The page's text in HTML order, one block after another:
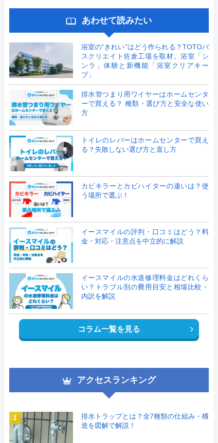
あわせて読みたい
浴室の”きれい”はどう作られる？TOTOバ
スクリエイト佐倉工場を取材。浴室「シ
ンラ」体験と新機能「浴室クリアキー
プ」
排水管つまり用ワイヤーはホームセンタ
ーで買える？ 種類・選び方と安全な使い
方
トイレのレバーはホームセンターで買え
る？失敗しない選び方と直し方
カビキラーとカビハイターの違いは？使
う場所で選ぶ！
イースマイルの評判・口コミはどう？料
金・対応・注意点を中立的に解説
イースマイルの水道修理料金はどれくら
い？トラブル別の費用目安と相場比較・
内訳を解説
コラム一覧を見る
アクセスランキング
1
排水トラップとは？全7種類の仕組み・構
造を図解で解説！